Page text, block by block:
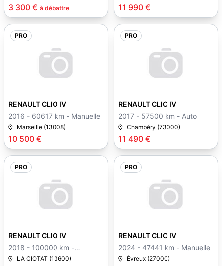
3 300 € à débattre 11 990 €
PRO
10 500 €
RENAULT CLIO IV
2016 - 60617 km - Manuelle
Marseille (13008)
PRO
11 490 €
RENAULT CLIO IV
2017 - 57500 km - Auto
Chambéry (73000)
PRO
RENAULT CLIO IV
2018 - 100000 km -
Manuelle
LA CIOTAT (13600)
PRO
RENAULT CLIO IV
2024 - 47441 km - Manuelle
Évreux (27000)